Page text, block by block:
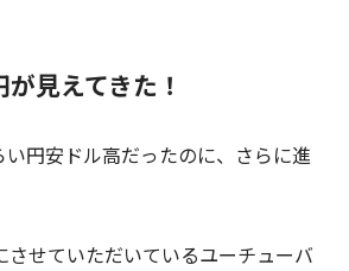
が見えてきた！
円安ドル高だったのに、さらに進
させていただいているユーチューバ